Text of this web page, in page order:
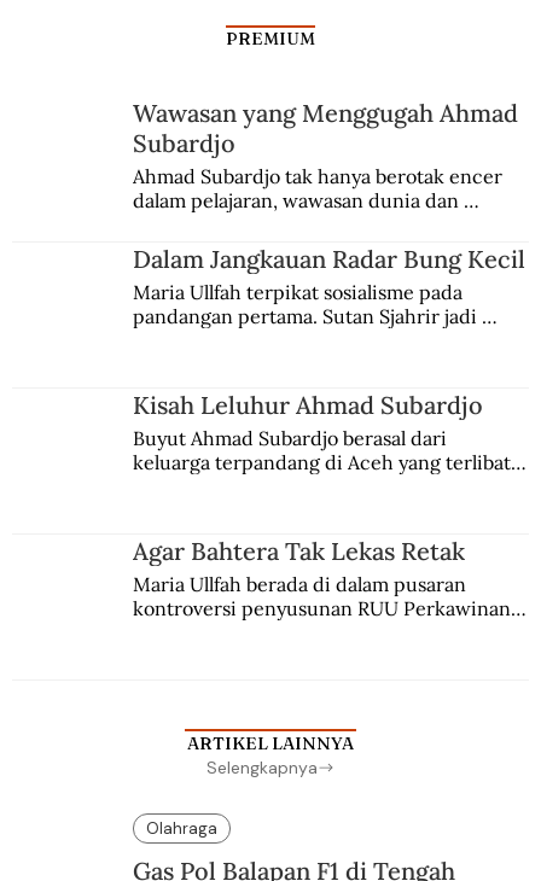
Dalam Jangkauan Radar Bung Kecil
PREMIUM
Wawasan yang Menggugah Ahmad
Subardjo
Ahmad Subardjo tak hanya berotak encer
dalam pelajaran, wawasan dunia dan
Jules Verne, Multatuli, hingga Sun Yat-sen.
Dalam Jangkauan Radar Bung Kecil
Maria Ullfah terpikat sosialisme pada
pandangan pertama. Sutan Sjahrir jadi
Kisah Leluhur Ahmad Subardjo
Buyut Ahmad Subardjo berasal dari
keluarga terpandang di Aceh yang terlibat
Agar Bahtera Tak Lekas Retak
Maria Ullfah berada di dalam pusaran
kontroversi penyusunan RUU Perkawinan.
ARTIKEL LAINNYA
Selengkapnya
Olahraga
Gas Pol Balapan F1 di Tengah